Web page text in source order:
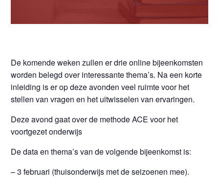
De komende weken zullen er drie online bijeenkomsten
worden belegd over interessante thema’s. Na een korte
inleiding is er op deze avonden veel ruimte voor het
stellen van vragen en het uitwisselen van ervaringen.
Deze avond gaat over de methode ACE voor het
voortgezet onderwijs
De data en thema’s van de volgende bijeenkomst is:
– 3 februari (thuisonderwijs met de seizoenen mee).